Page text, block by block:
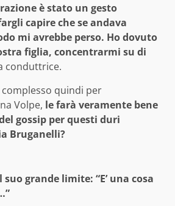
è stato un gesto
capire che se andava
mi avrebbe perso. Ho dovuto
figlia, concentrarmi su di
conduttrice.
quindi per
Volpe, le farà veramente bene
gossip per questi duri
Bruganelli?
grande limite: “E’ una cosa